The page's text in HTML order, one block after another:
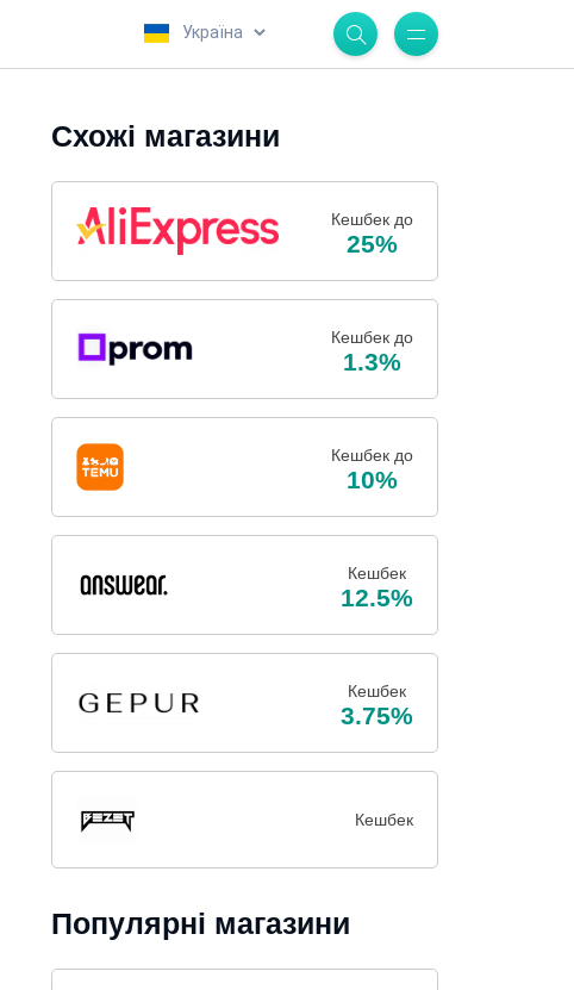
Схожі магазини
Кешбек до
25%
Кешбек до
1.3%
Кешбек до
10%
Кешбек
12.5%
Кешбек
3.75%
Кешбек
Популярні магазини